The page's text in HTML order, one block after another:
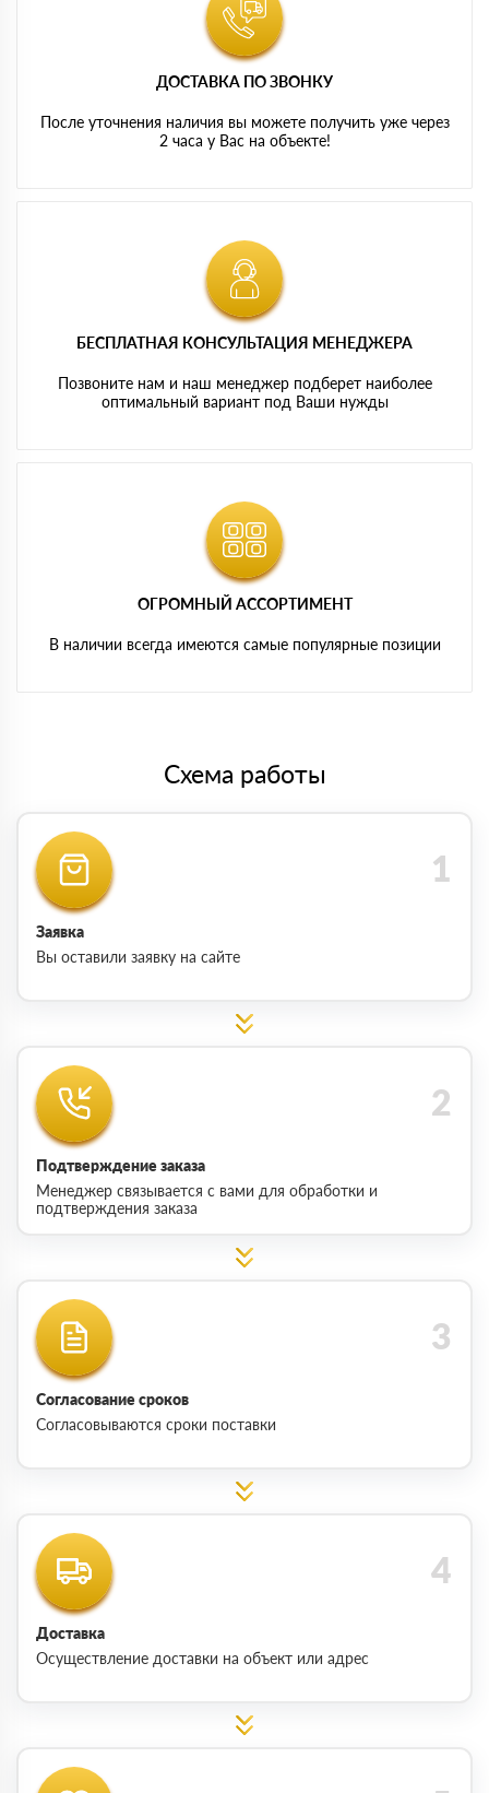
ДОСТАВКА ПО ЗВОНКУ
После уточнения наличия вы можете получить уже через
2 часа у Вас на объекте!
БЕСПЛАТНАЯ КОНСУЛЬТАЦИЯ МЕНЕДЖЕРА
Позвоните нам и наш менеджер подберет наиболее
оптимальный вариант под Ваши нужды
ОГРОМНЫЙ АССОРТИМЕНТ
В наличии всегда имеются самые популярные позиции
Схема работы
Заявка
Вы оставили заявку на сайте
Подтверждение заказа
Менеджер связывается с вами для обработки и
подтверждения заказа
Согласование сроков
Согласовываются сроки поставки
Доставка
Осуществление доставки на объект или адрес